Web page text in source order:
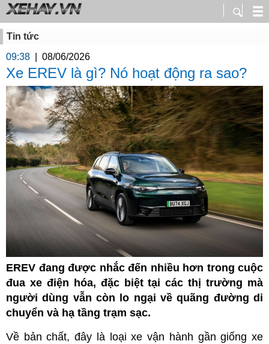
Tin tức
09:38
08/06/2026
Xe EREV là gì? Nó hoạt động ra sao?
EREV đang được nhắc đến nhiều hơn trong cuộc
đua xe điện hóa, đặc biệt tại các thị trường mà
người dùng vẫn còn lo ngại về quãng đường di
chuyển và hạ tầng trạm sạc.
Về bản chất, đây là loại xe vận hành gần giống xe